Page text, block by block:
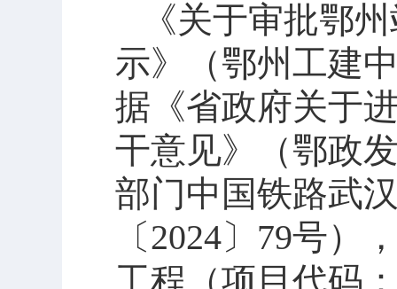
《关于审批鄂
示》（鄂州工建
据 《省政府关于
干意见》（鄂政
部门中国铁路武
〔 2024 〕 79号）
工程（项目代码